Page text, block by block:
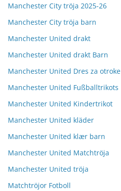
Manchester City tröja 2025-26
Manchester City tröja barn
Manchester United drakt
Manchester United drakt Barn
Manchester United Dres za otroke
Manchester United Fußballtrikots
Manchester United Kindertrikot
Manchester United kläder
Manchester United klær barn
Manchester United Matchtröja
Manchester United tröja
Matchtröjor Fotboll